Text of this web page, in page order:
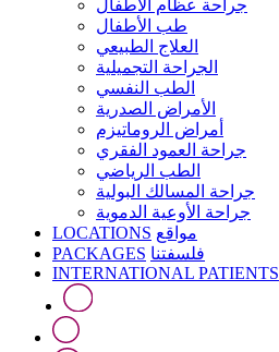
جراحة عظام الأطفال
طب الأطفال
العلاج الطبيعي
الجراحة التجميلية
الطب النفسي
الأمراض الصدرية
أمراض الروماتيزم
جراحة العمود الفقري
الطب الرياضي
جراحة المسالك البولية
جراحة الأوعية الدموية
LOCATIONS مواقع
PACKAGES فلسفتنا
INTERNATIONAL PATIENTS